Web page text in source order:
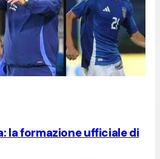
la formazione ufficiale di